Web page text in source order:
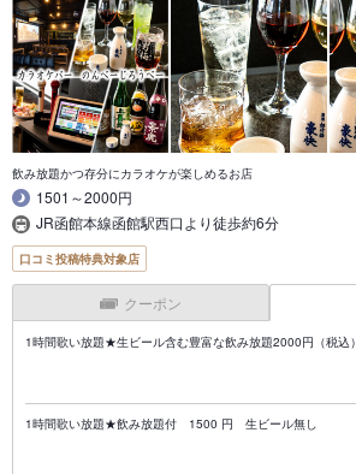
飲み放題かつ存分にカラオケが楽しめるお店
1501～2000円
JR函館本線函館駅西口より徒歩約6分
口コミ投稿特典対象店
クーポン
1時間歌い放題★生ビール含む豊富な飲み放題2000円（税込）
1時間歌い放題★飲み放題付 1500 円 生ビール無し